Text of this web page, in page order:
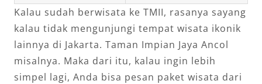
Kalau sudah berwisata ke TMII, rasanya sayang
kalau tidak mengunjungi tempat wisata ikonik
lainnya di Jakarta. Taman Impian Jaya Ancol
misalnya. Maka dari itu, kalau ingin lebih
simpel lagi, Anda bisa pesan paket wisata dari